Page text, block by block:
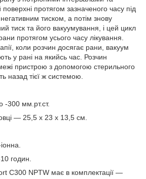
поверхні протягом зазначеного часу під
тиском, а потім знову
тиск та його вакуумування, і цей цикл
протягом усього часу лікування.
коли розчин досягає рани, вакуум
у рані на якийсь час. Розчин
пристрою з допомогою стерильного
назад тієї ж системою.
-300 мм.рт.ст.
— 25,5 х 23 х 13,5 см.
годин.
C300 NPTW має в комплектації —